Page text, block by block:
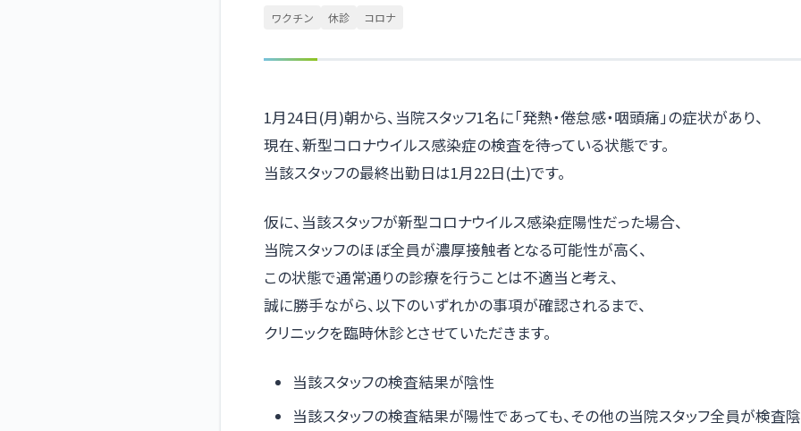
ワクチン 休診 コロナ
1月24日(月)朝から、当院スタッフ1名に「発熱・倦怠感・咽頭痛」の症状があり、
現在、新型コロナウイルス感染症の検査を待っている状態です。
当該スタッフの最終出勤日は1月22日(土)です。
仮に、当該スタッフが新型コロナウイルス感染症陽性だった場合、
当院スタッフのほぼ全員が濃厚接触者となる可能性が高く、
この状態で通常通りの診療を行うことは不適当と考え、
誠に勝手ながら、以下のいずれかの事項が確認されるまで、
クリニックを臨時休診とさせていただきます。
当該スタッフの検査結果が陰性
当該スタッフの検査結果が陽性であっても、その他の当院スタッフ全員が検査